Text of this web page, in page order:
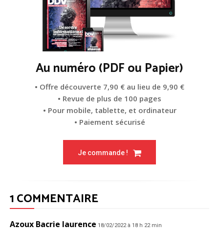
Au numéro (PDF ou Papier)
• Offre découverte 7,90 € au lieu de 9,90 €
• Revue de plus de 100 pages
• Pour mobile, tablette, et ordinateur
• Paiement sécurisé
Je commande !
1 COMMENTAIRE
Azoux Bacrie laurence 18/02/2022 à 18 h 22 min